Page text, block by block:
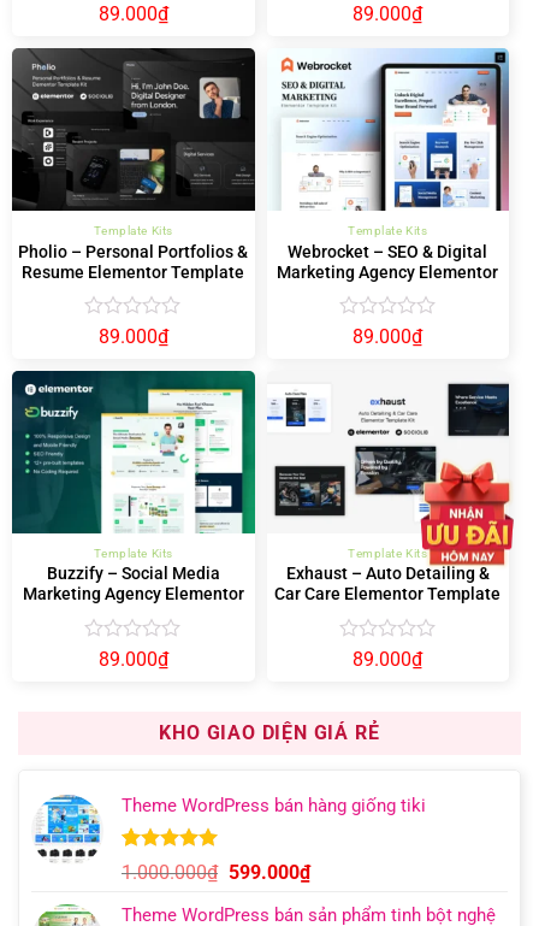
Được
hạng
5
sao
89.000₫
Được
hạng
0
5
89.000₫
Template Kits
Pholio – Personal Portfolios &
Resume Elementor Template
Kit
Được
hạng
0
89.000₫
Template Kits
Webrocket – SEO & Digital
Marketing Agency Elementor
Template Kit
Được
sao
89.000₫
Template Kits
Buzzify – Social Media
Marketing Agency Elementor
Template Kit
Được
89.000₫
Template Kits
Exhaust – Auto Detailing &
Car Care Elementor Template
Kit
Được
5
89.000₫
KHO GIAO DIỆN GIÁ RẺ
Theme WordPress bán hàng giống tiki
5.00trên 5
dựa trên
11
đánh giá
1.000.000₫ Giá
599.000₫Giá
Theme WordPress bán sản phẩm tinh bột nghệ